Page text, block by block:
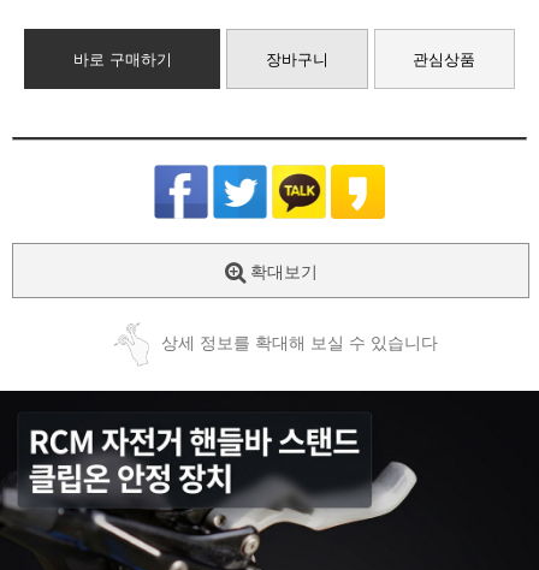
바로 구매하기 장바구니 관심상품
확대보기
상세 정보를 확대해 보실 수 있습니다